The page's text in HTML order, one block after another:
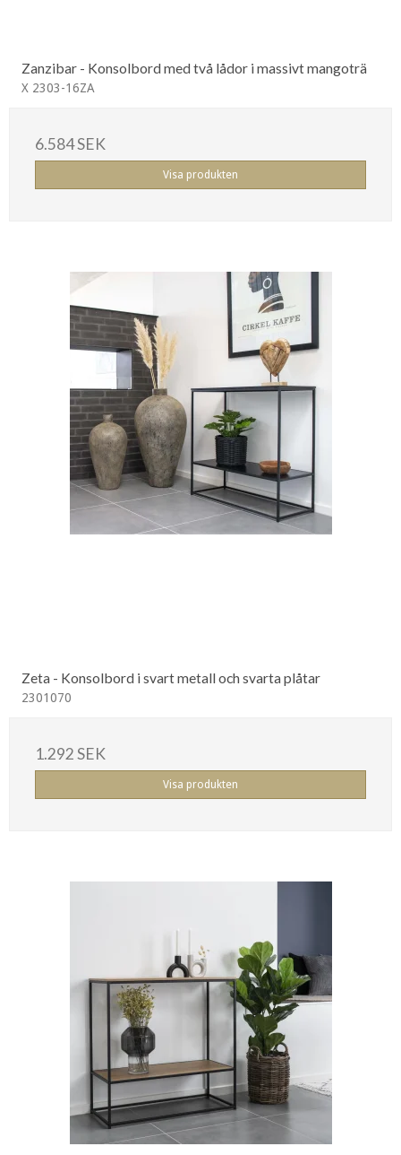
Zanzibar - Konsolbord med två lådor i massivt mangoträ
X 2303-16ZA
6.584 SEK
Visa produkten
Zeta - Konsolbord i svart metall och svarta plåtar
2301070
1.292 SEK
Visa produkten